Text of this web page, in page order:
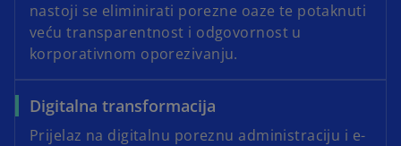
nastoji se eliminirati porezne oaze te potaknuti
veću transparentnost i odgovornost u
korporativnom oporezivanju.
Digitalna transformacija
Prijelaz na digitalnu poreznu administraciju i e-